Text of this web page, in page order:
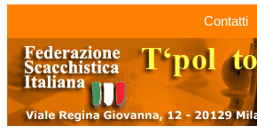
Contatti